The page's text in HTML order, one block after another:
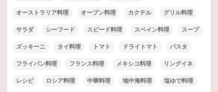
オーストラリア料理 オーブン料理 カクテル グリル料理
サラダ シーフード スピード料理 スペイン料理 スープ
ズッキーニ タイ料理 トマト ドライトマト パスタ
フライパン料理 フランス料理 メキシコ料理 リングイネ
レシピ ロシア料理 中華料理 地中海料理 塩ゆで料理